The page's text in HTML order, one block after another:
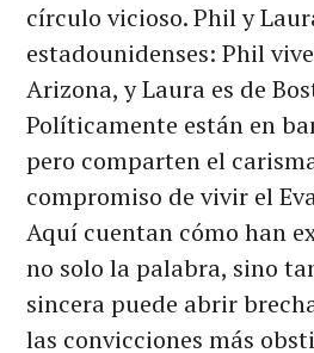
círculo vicioso. Phil y
estadounidenses: Phil
Arizona, y Laura es de
Políticamente están en
pero comparten el
compromiso de vivir el
Aquí cuentan cómo han
no solo la palabra, sino
sincera puede abrir
las convicciones más